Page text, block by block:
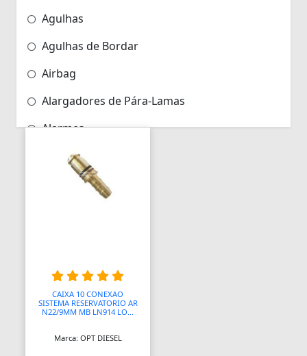
Agulhas
Agulhas de Bordar
Airbag
Alargadores de Pára-Lamas
Alarmes
Alarmes para Motos
Algemas
Almofadas
CAIXA 10 CONEXAO
SISTEMA RESERVATORIO AR
N22/9MM MB LN914 LO...
Marca: OPT DIESEL